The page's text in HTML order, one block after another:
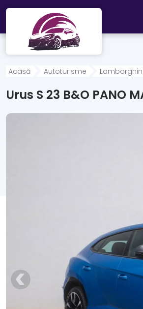
Mergi direct la conținutul principal
Acasă Autoturisme Lamborghini
Urus S 23 B&O PANO